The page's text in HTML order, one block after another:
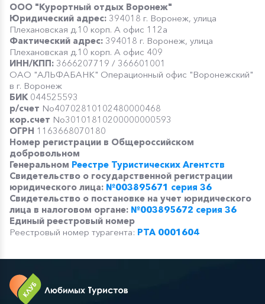
ООО "Курортный отдых Воронеж"
Юридический адрес: 394018 г. Воронеж, улица
Плехановская д.10 корп. А офис 112­а
Фактический адрес: 394018 г. Воронеж, улица
Плехановская д.10 корп. А офис 409
ИНН/КПП: 3666207719 / 366601001
ОАО "АЛЬФА­БАНК" Операционный офис "Воронежский"
в г. Воронеж
БИК 044525593
р/счет No40702810102480000468
кор.счет No30101810200000000593
ОГРН 1163668070180
Номер регистрации в Общероссийском
добровольном
Генеральном Реестре Туристических Агентств
Свидетельство о государственной регистрации
юридического лица: №003895671 серия 36
Свидетельство о постановке на учет юридического
лица в налоговом органе: №003895672 серия 36
Единый реестровый номер
Реестровый номер турагента: РТА 0001604